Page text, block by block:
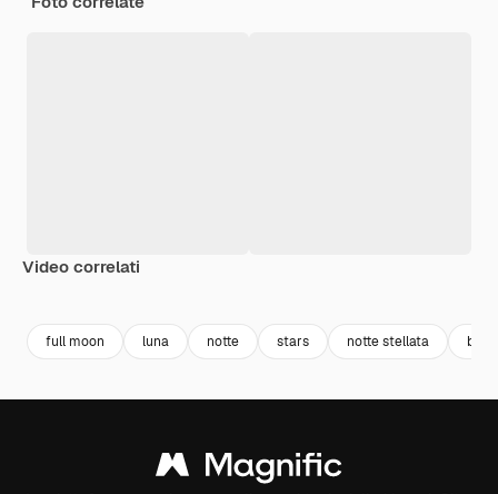
Video correlati
full moon luna notte stars notte stellata